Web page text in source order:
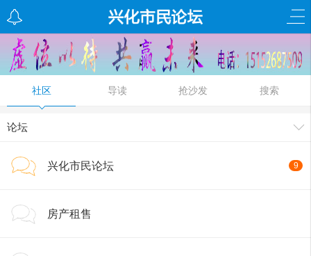
社区 导读 抢沙发 搜索
论坛
兴化市民论坛 9
房产租售